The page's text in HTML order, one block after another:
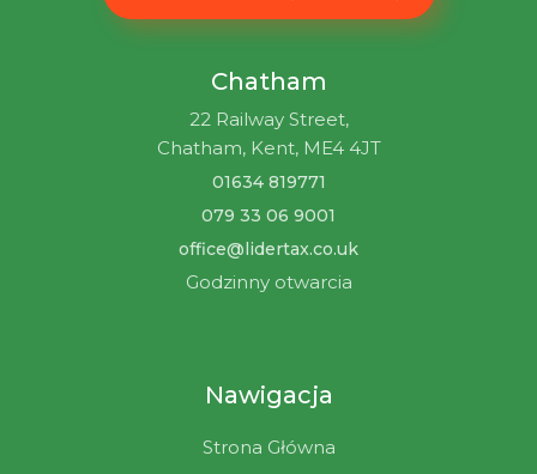
Chatham
22 Railway Street,
Chatham, Kent, ME4 4JT
01634 819771
079 33 06 9001
office@lidertax.co.uk
Godzinny otwarcia
Nawigacja
Strona Główna